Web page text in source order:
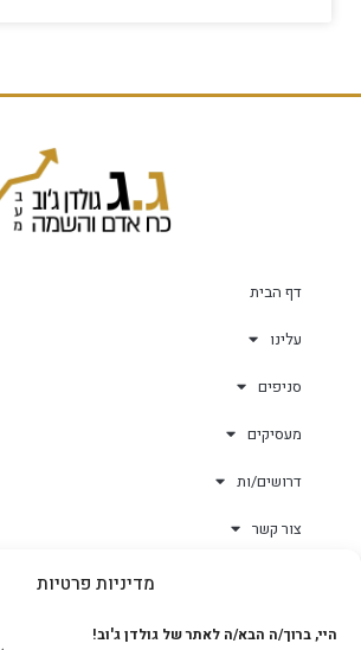
מדיניות פרטיות
היי, ברוך/ה הבא/ה לאתר של גולדן ג'וב!
דף הבית
עלינו
סניפים
מעסיקים
דרושים/ות
צור קשר